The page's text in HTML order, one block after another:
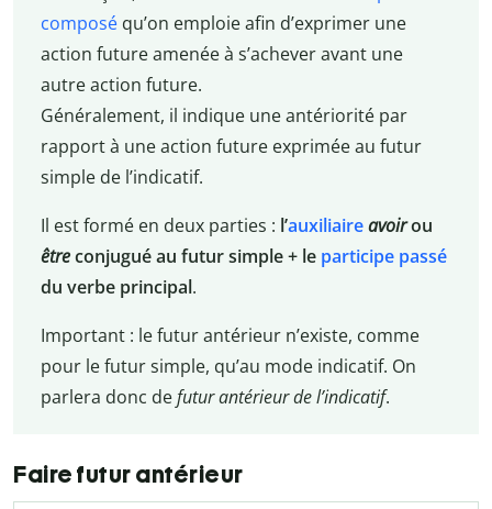
composéqu’on emploie afin d’exprimer une
action future amenée à s’achever avant une
autre action future.
Généralement, il indique une antériorité par
rapport à une action future exprimée au futur
simple de l’indicatif.
Il est formé en deux parties : l’auxiliaireavoirou
êtreconjugué au futur simple + le participe passé
du verbe principal.
Important : le futur antérieur n’existe, comme
pour le futur simple, qu’au mode indicatif. On
parlera donc defutur antérieur de l’indicatif.
Faire futur antérieur